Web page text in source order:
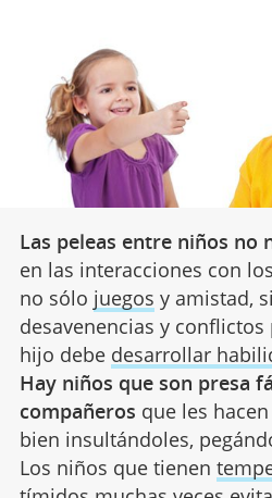
Las peleas entre niños no
en las interacciones con
no sólo juegos y amistad,
desavenencias y
hijo debe desarrollar
Hay niños que son presa
compañeros que les
bien insultándoles,
Los niños que tienen